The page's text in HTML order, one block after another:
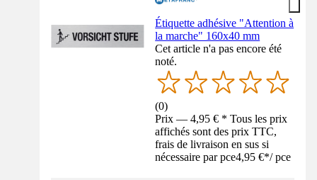
Étiquette adhésive "Attention à
la marche" 160x40 mm
Cet article n'a pas encore été
noté.
(0)
Prix — 4,95 € * Tous les prix
affichés sont des prix TTC,
frais de livraison en sus si
nécessaire par pce4,95 €*/ pce